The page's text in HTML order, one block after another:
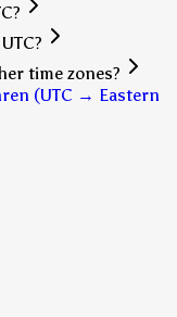
time zones?
(UTC → Eastern